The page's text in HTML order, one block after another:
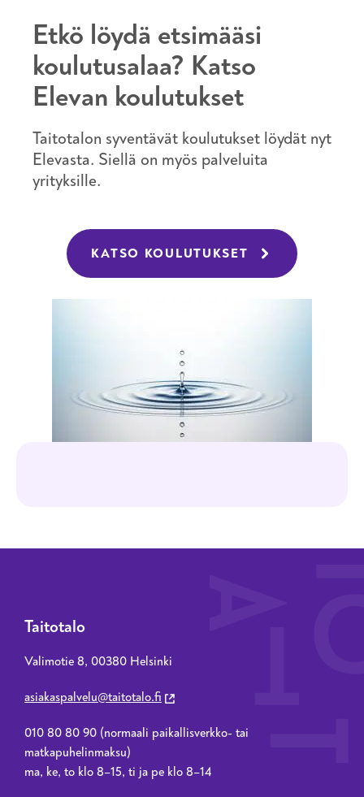
Etkö löydä etsimääsi
koulutusalaa? Katso
Elevan koulutukset
Taitotalon syventävät koulutukset löydät nyt
Elevasta. Siellä on myös palveluita
yrityksille.
KATSO KOULUTUKSET
Taitotalo
Valimotie 8, 00380 Helsinki
asiakaspalvelu@taitotalo.fi
010 80 80 90 (normaali paikallisverkko- tai
matkapuhelinmaksu)
ma, ke, to klo 8–15, ti ja pe klo 8–14